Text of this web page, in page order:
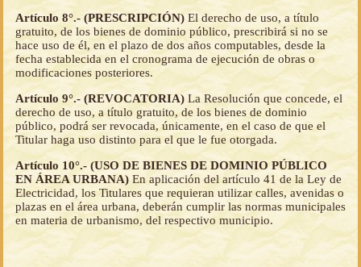
Artículo 8°.- (PRESCRIPCIÓN) El derecho de uso, a título
gratuito, de los bienes de dominio público, prescribirá si no se
hace uso de él, en el plazo de dos años computables, desde la
fecha establecida en el cronograma de ejecución de obras o
modificaciones posteriores.
Artículo 9°.- (REVOCATORIA) La Resolución que concede, el
derecho de uso, a título gratuito, de los bienes de dominio
público, podrá ser revocada, únicamente, en el caso de que el
Titular haga uso distinto para el que le fue otorgada.
Artículo 10°.- (USO DE BIENES DE DOMINIO PÚBLICO
EN ÁREA URBANA) En aplicación del artículo 41 de la Ley de
Electricidad, los Titulares que requieran utilizar calles, avenidas o
plazas en el área urbana, deberán cumplir las normas municipales
en materia de urbanismo, del respectivo municipio.